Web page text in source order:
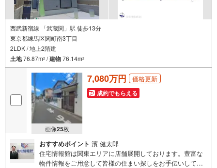
西武新宿線 「武蔵関」駅 徒歩13分
東京都練馬区関町南3丁目
2LDK / 地上2階建
土地76.87m2 /建物76.14m2
画像25枚
7,080万円 価格更新
成約でもらえる
おすすめポイント 濱 健太郎
住宅情報館は関東エリアに店舗展開しております。豊富な
物件情報をご用意して皆様の住まい探しをお手伝いしてお